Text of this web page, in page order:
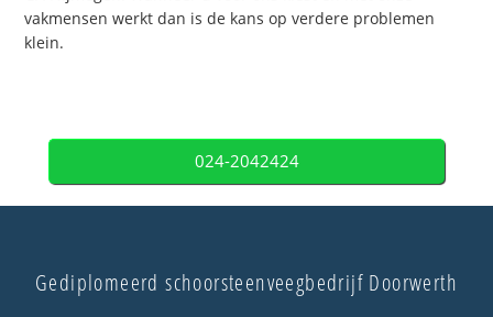
vakmensen werkt dan is de kans op verdere problemen
klein.
024-2042424
Gediplomeerd schoorsteenveegbedrijf Doorwerth